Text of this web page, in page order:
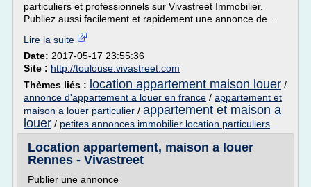
particuliers et professionnels sur Vivastreet Immobilier.
Publiez aussi facilement et rapidement une annonce de...
Lire la suite
Date: 2017-05-17 23:55:36
Site : http://toulouse.vivastreet.com
Thèmes liés : location appartement maison louer /
annonce d'appartement a louer en france / appartement et
maison a louer particulier / appartement et maison a
louer / petites annonces immobilier location particuliers
Location appartement, maison a louer
Rennes - Vivastreet
Publier une annonce